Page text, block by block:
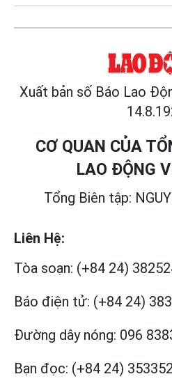
Xuất bản số Báo Lao
CƠ QUAN CỦA
LAO ĐỘNG
Tổng Biên tập:
Liên Hệ:
Tòa soạn: (+84 24)
Báo điện tử: (+84 24)
Đường dây nóng: 096
Bạn đọc: (+84 24)